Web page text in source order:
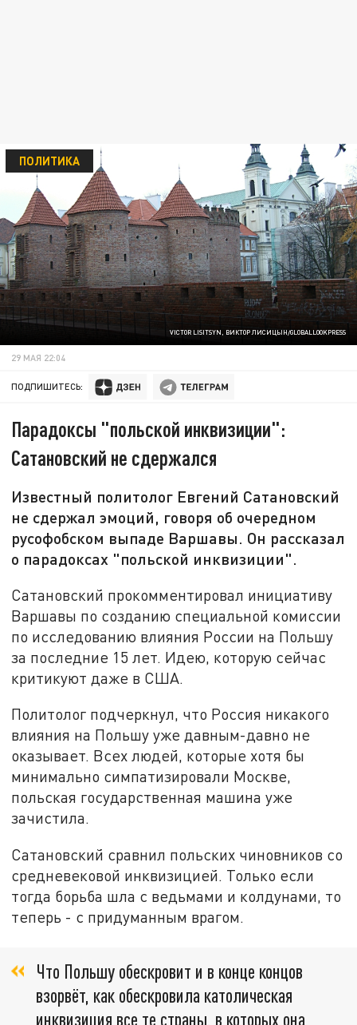
VICTOR LISITSYN, ВИКТОР ЛИСИЦЫН/GLOBALLOOKPRESS
ПОЛИТИКА
29 МАЯ 22:04
ПОДПИШИТЕСЬ:
Парадоксы "польской инквизиции":
Сатановский не сдержался
Известный политолог Евгений Сатановский
не сдержал эмоций, говоря об очередном
русофобском выпаде Варшавы. Он рассказал
о парадоксах "польской инквизиции".
Сатановский прокомментировал инициативу
Варшавы по созданию специальной комиссии
по исследованию влияния России на Польшу
за последние 15 лет. Идею, которую сейчас
критикуют даже в США.
Политолог подчеркнул, что Россия никакого
влияния на Польшу уже давным-давно не
оказывает. Всех людей, которые хотя бы
минимально симпатизировали Москве,
польская государственная машина уже
зачистила.
Сатановский сравнил польских чиновников со
средневековой инквизицией. Только если
тогда борьба шла с ведьмами и колдунами, то
теперь - с придуманным врагом.
Что Польшу обескровит и в конце концов
взорвёт, как обескровила католическая
инквизиция все те страны, в которых она